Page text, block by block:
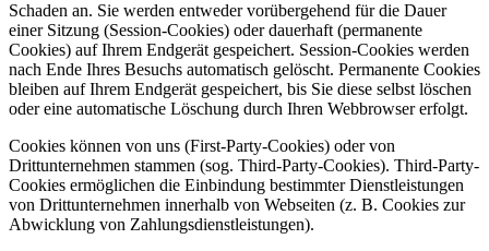
Schaden an. Sie werden entweder vorübergehend für die Dauer
einer Sitzung (Session-Cookies) oder dauerhaft (permanente
Cookies) auf Ihrem Endgerät gespeichert. Session-Cookies werden
nach Ende Ihres Besuchs automatisch gelöscht. Permanente Cookies
bleiben auf Ihrem Endgerät gespeichert, bis Sie diese selbst löschen
oder eine automatische Löschung durch Ihren Webbrowser erfolgt.
Cookies können von uns (First-Party-Cookies) oder von
Drittunternehmen stammen (sog. Third-Party-Cookies). Third-Party-
Cookies ermöglichen die Einbindung bestimmter Dienstleistungen
von Drittunternehmen innerhalb von Webseiten (z. B. Cookies zur
Abwicklung von Zahlungsdienstleistungen).